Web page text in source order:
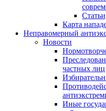
Карта
Неправомерный
Новости
частных лиц
Иные